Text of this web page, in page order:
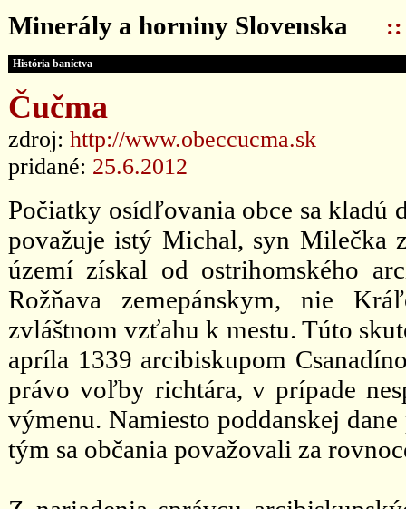
Minerály a horniny Slovenska ::
História baníctva
Čučma
zdroj: http://www.obeccucma.sk
pridané: 25.6.2012
Počiatky osídľovania obce sa kladú
považuje istý Michal, syn Milečka
území získal od ostrihomského
Rožňava zemepánskym, nie
zvláštnom vzťahu k mestu. Túto
apríla 1339 arcibiskupom
právo voľby richtára, v prípade
výmenu. Namiesto poddanskej
tým sa občania považovali za